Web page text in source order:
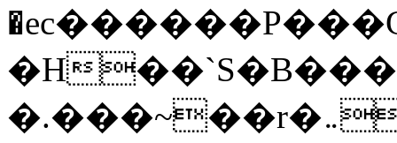
�H
�.���~��r�޼�}�܅�mؕWu���K}